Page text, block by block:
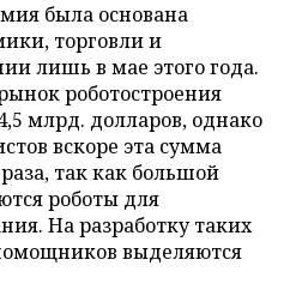
была основана
торговли и
лишь в мае этого года.
роботостроения
млрд. долларов, однако
вскоре эта сумма
так как большой
роботы для
На разработку таких
выделяются